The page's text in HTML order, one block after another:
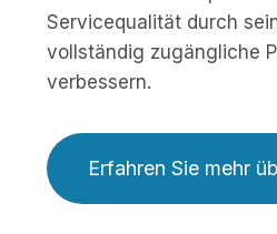
Servicequalität durch
vollständig zugängliche
verbessern.
Erfahren Sie mehr